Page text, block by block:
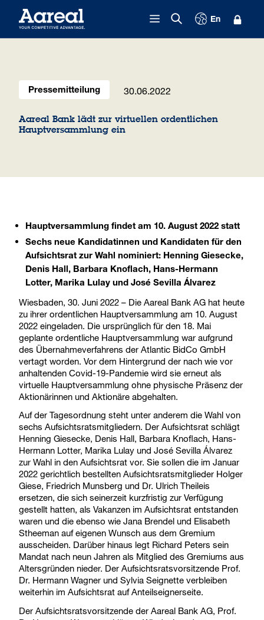
En
Pressemitteilung 30.06.2022
Aareal Bank lädt zur virtuellen ordentlichen
Hauptversammlung ein
Hauptversammlung findet am 10. August 2022 statt
Sechs neue Kandidatinnen und Kandidaten für den
Aufsichtsrat zur Wahl nominiert: Henning Giesecke,
Denis Hall, Barbara Knoflach, Hans-Hermann
Lotter, Marika Lulay und José Sevilla Álvarez
Wiesbaden, 30. Juni 2022 – Die Aareal Bank AG hat heute
zu ihrer ordentlichen Hauptversammlung am 10. August
2022 eingeladen. Die ursprünglich für den 18. Mai
geplante ordentliche Hauptversammlung war aufgrund
des Übernahmeverfahrens der Atlantic BidCo GmbH
vertagt worden. Vor dem Hintergrund der nach wie vor
anhaltenden Covid-19-Pandemie wird sie erneut als
virtuelle Hauptversammlung ohne physische Präsenz der
Aktionärinnen und Aktionäre abgehalten.
Auf der Tagesordnung steht unter anderem die Wahl von
sechs Aufsichtsratsmitgliedern. Der Aufsichtsrat schlägt
Henning Giesecke, Denis Hall, Barbara Knoflach, Hans-
Hermann Lotter, Marika Lulay und José Sevilla Álvarez
zur Wahl in den Aufsichtsrat vor. Sie sollen die im Januar
2022 gerichtlich bestellten Aufsichtsratsmitglieder Holger
Giese, Friedrich Munsberg und Dr. Ulrich Theileis
ersetzen, die sich seinerzeit kurzfristig zur Verfügung
gestellt hatten, als Vakanzen im Aufsichtsrat entstanden
waren und die ebenso wie Jana Brendel und Elisabeth
Stheeman auf eigenen Wunsch aus dem Gremium
ausscheiden. Darüber hinaus legt Richard Peters sein
Mandat nach neun Jahren als Mitglied des Gremiums aus
Altersgründen nieder. Der Aufsichtsratsvorsitzende Prof.
Dr. Hermann Wagner und Sylvia Seignette verbleiben
weiterhin im Aufsichtsrat auf Anteilseignerseite.
Der Aufsichtsratsvorsitzende der Aareal Bank AG, Prof.